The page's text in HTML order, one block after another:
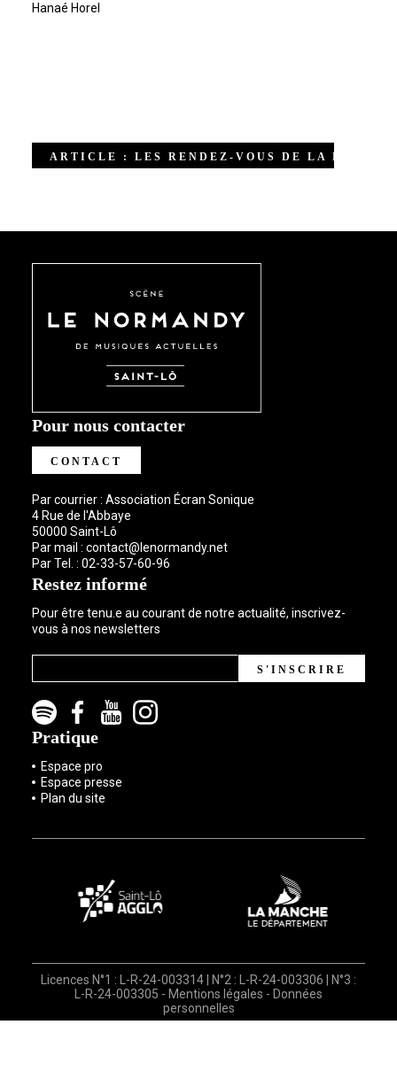
Hanaé Horel
ARTICLE : LES RENDEZ-VOUS DE LA RÉCRÉ
Pour nous contacter
CONTACT
Par courrier : Association Écran Sonique
4 Rue de l'Abbaye
50000 Saint-Lô
Par mail : contact@lenormandy.net
Par Tel. : 02-33-57-60-96
Restez informé
Pour être tenu.e au courant de notre actualité, inscrivez-
vous à nos newsletters
S'INSCRIRE
Pratique
Espace pro
Espace presse
Plan du site
Licences N°1 : L-R-24-003314 | N°2 : L-R-24-003306 | N°3 :
L-R-24-003305 - Mentions légales - Données
personnelles